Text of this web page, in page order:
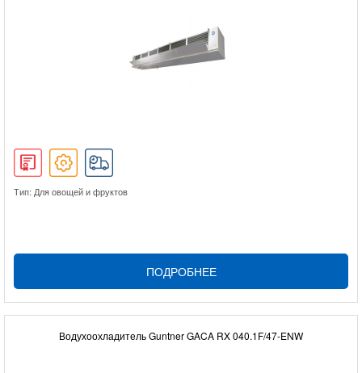
Тип: Для овощей и фруктов
ПОДРОБНЕЕ
Водухоохладитель Guntner GACA RX 040.1F/47-ENW